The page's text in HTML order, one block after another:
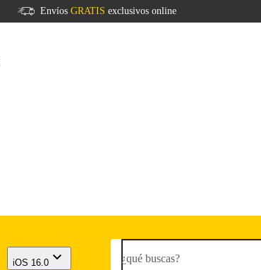
Envíos GRATIS exclusivos online
iOS 16.0 ¿qué buscas?